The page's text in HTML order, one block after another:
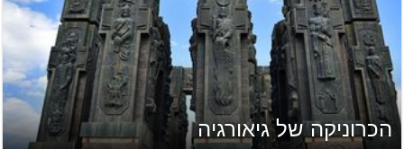
הכרוניקה של גיאורגיה